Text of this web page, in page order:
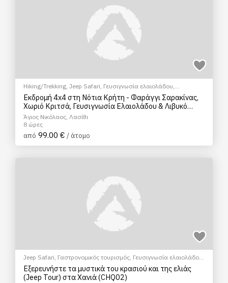
Hiking/Trekking, Jeep Safari, Γευσιγνωσία ελαιολάδου,
Ξεναγήσεις/Αξιοθέατα , Πολιτιστικά - Πολιτισμικά
Εκδρομή 4x4 στη Νότια Κρήτη - Φαράγγι Σαρακίνας,
Χωριό Κριτσά, Γευσιγνωσία Ελαιολάδου & Λιβυκό
Πέλαγος
Άγιος Νικόλαος, Λασίθι
8 ώρες
από 99.00 € / άτομο
Jeep Safari, Γαστρονομικός τουρισμός, Γευσιγνωσία ελαιολάδου,
Γευσιγνωσία κρασιού
Εξερευνήστε τα μυστικά του κρασιού και της ελιάς
(Jeep Tour) στα Χανιά (CHQ02)